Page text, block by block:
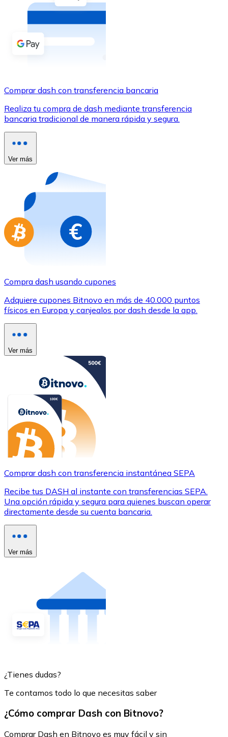
Comprar con efectivo
Transferencia SEPA
Añade fondos a tu cuenta Bitnovo o realiza compras
Utiliza tarjetas Visa y Mastercard para comprar
Comprar con tarjeta
Tienda - Tarjetas regalo
Compra tarjetas regalo de tus marcas favoritas con
Ir a la tienda de tarjetas regalo
Comprar dash con transferencia bancaria
Realiza tu compra de dash mediante transferencia
bancaria tradicional de manera rápida y segura.
Ver más
Compra dash usando cupones
Adquiere cupones Bitnovo en más de 40.000 puntos
físicos en Europa y canjealos por dash desde la app.
Ver más
Comprar dash con transferencia instantánea SEPA
Recibe tus DASH al instante con transferencias SEPA.
Una opción rápida y segura para quienes buscan operar
directamente desde su cuenta bancaria.
Ver más
¿Tienes dudas?
Te contamos todo lo que necesitas saber
¿Cómo comprar Dash con Bitnovo?
Comprar Dash en Bitnovo es muy fácil y sin